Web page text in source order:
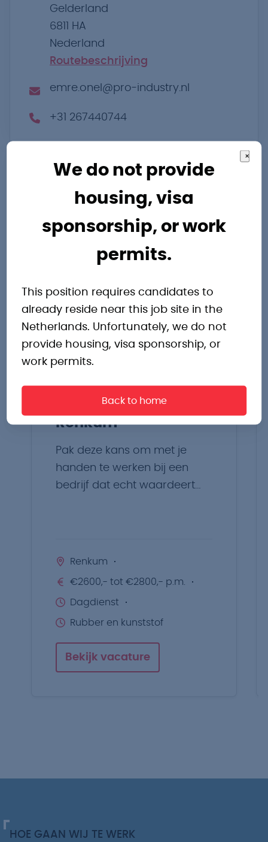
×
We do not provide
housing, visa
sponsorship, or work
permits.
This position requires candidates to
already reside near this job site in the
Netherlands. Unfortunately, we do not
provide housing, visa sponsorship, or
work permits.
Back to home
Gelderland
6811 HA
Nederland
Routebeschrijving
emre.onel@pro-industry.nl
+31 267440744
Andere
vacatures
Productiemedewerker
Renkum
Pak deze kans om met je
handen te werken bij een
bedrijf dat echt waardeert
Renkum
€2600,- tot €2800,- p.m.
Dagdienst
Rubber en kunststof
Bekijk vacature
HOE GAAN WIJ TE WERK